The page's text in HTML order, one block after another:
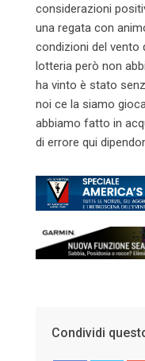
considerazioni
una regata con
condizioni del vento
lotteria però non
ha vinto è stato
noi ce la siamo
abbiamo fatto in
di errore qui
Condividi